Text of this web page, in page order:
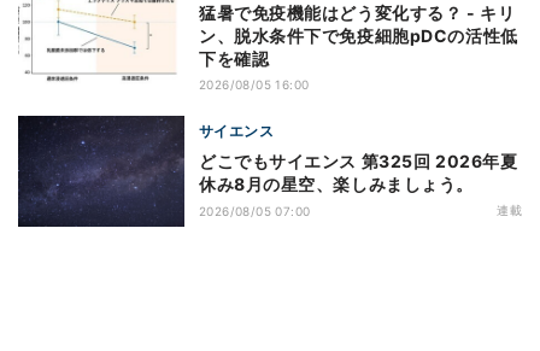
猛暑で免疫機能はどう変化する？ - キリ
ン、脱水条件下で免疫細胞pDCの活性低
下を確認
2026/08/05 16:00
サイエンス
どこでもサイエンス 第325回 2026年夏
休み8月の星空、楽しみましょう。
2026/08/05 07:00 連載